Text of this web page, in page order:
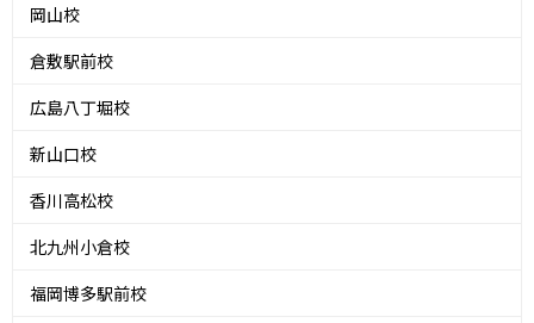
岡山校
倉敷駅前校
広島八丁堀校
新山口校
香川高松校
北九州小倉校
福岡博多駅前校